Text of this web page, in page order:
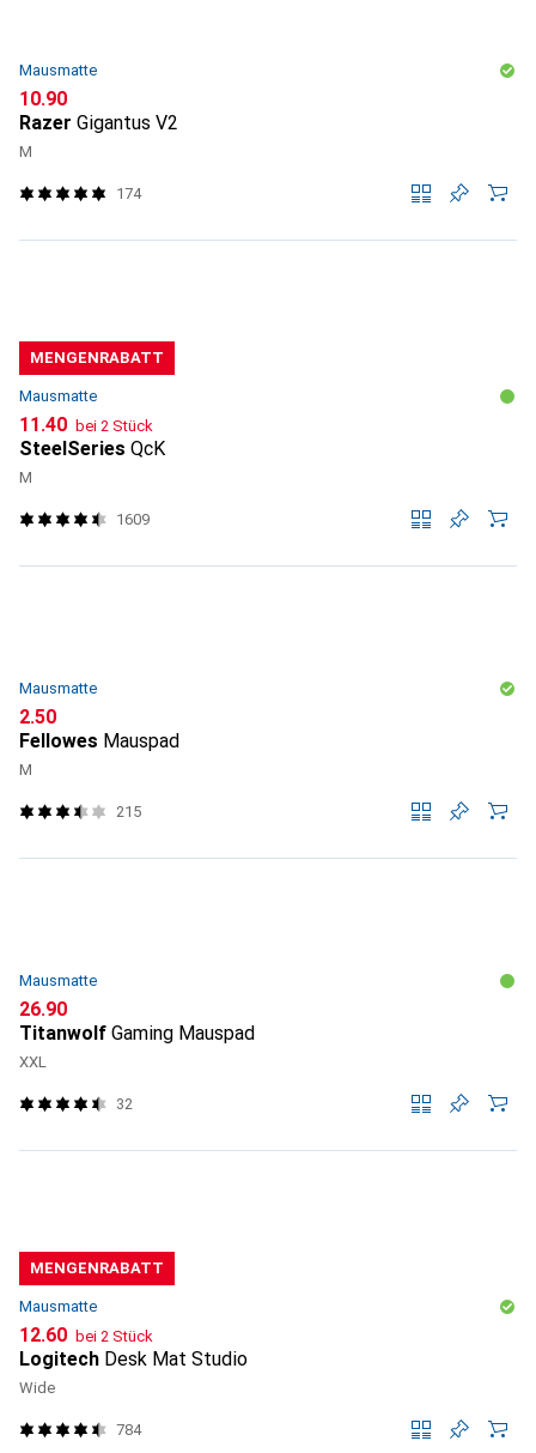
Mausmatte
CHF
10.90
Razer Gigantus V2
M
174
MENGENRABATT
Mausmatte
CHF
11.40 bei 2 Stück
SteelSeries QcK
M
1609
Mausmatte
CHF
2.50
Fellowes Mauspad
M
215
Mausmatte
CHF
26.90
Titanwolf Gaming Mauspad
XXL
32
MENGENRABATT
Mausmatte
CHF
12.60 bei 2 Stück
Logitech Desk Mat Studio
Wide
784